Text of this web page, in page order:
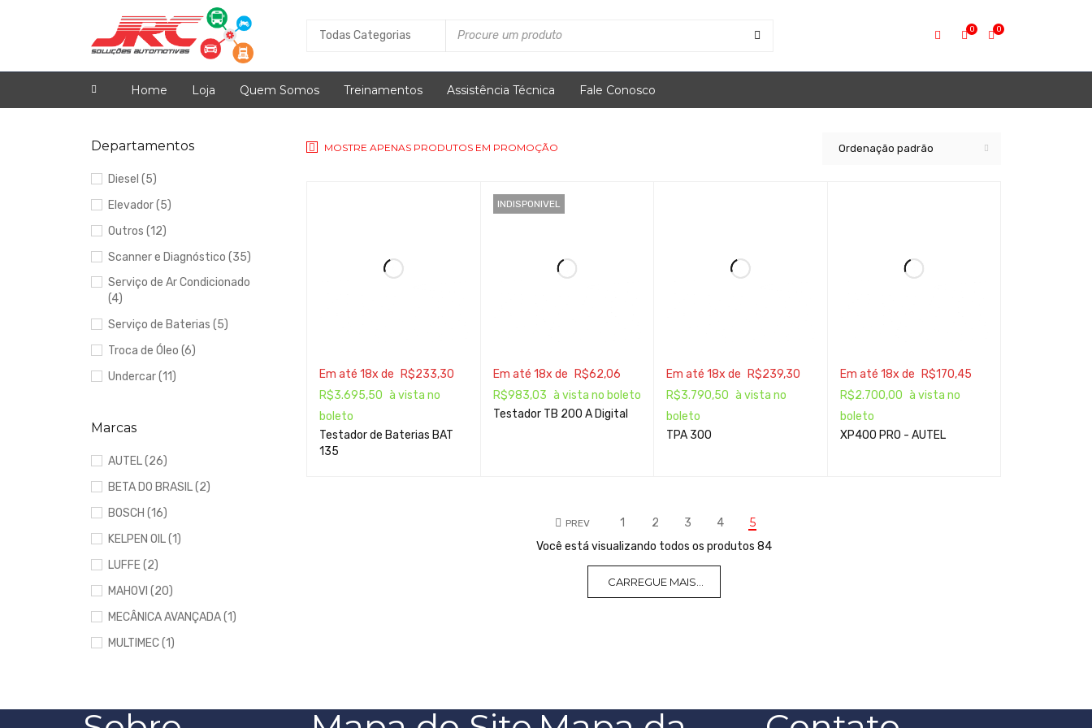
0
0
Home Loja Quem Somos Treinamentos Assistência Técnica Fale Conosco
Departamentos
Diesel (5)
Elevador (5)
Outros (12)
Scanner e Diagnóstico (35)
Serviço de Ar Condicionado
(4)
Serviço de Baterias (5)
Troca de Óleo (6)
Undercar (11)
Marcas
AUTEL(26)
BETA DO BRASIL(2)
BOSCH (16)
KELPEN OIL(1)
LUFFE(2)
MAHOVI (20)
MECÂNICA AVANÇADA(1)
MULTIMEC(1)
Ordenação padrão
MOSTRE APENAS PRODUTOS EM PROMOÇÃO
Em até 18x de R$233,30
R$3.695,50 à vista no
boleto
Testador de Baterias BAT
135
INDISPONIVEL
Em até 18x de R$62,06
R$983,03 à vista no boleto
Testador TB 200 A Digital
Em até 18x de R$239,30
R$3.790,50 à vista no
boleto
TPA 300
Em até 18x de R$170,45
R$2.700,00 à vista no
boleto
XP400 PRO - AUTEL
PREV 1 2 3 4 5
Você está visualizando todos os produtos 84
CARREGUE MAIS...